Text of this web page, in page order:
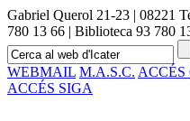
Gabriel Querol 21-23 | 08221
780 13 66 | Biblioteca 93 780
WEBMAIL M.A.S.C. ACCÉS
ACCÉS SIGA